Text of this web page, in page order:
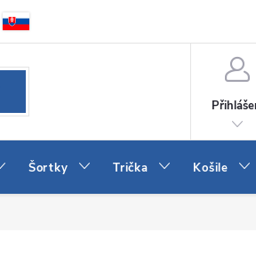
Kontakt
Šortky Trička Košile